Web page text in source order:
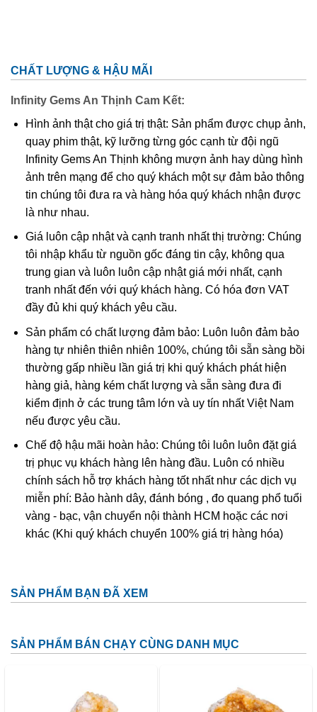
CHẤT LƯỢNG & HẬU MÃI
Infinity Gems An Thịnh Cam Kết:
Hình ảnh thật cho giá trị thật: Sản phẩm được chụp ảnh,
quay phim thật, kỹ lưỡng từng góc cạnh từ đội ngũ
Infinity Gems An Thịnh không mượn ảnh hay dùng hình
ảnh trên mạng để cho quý khách một sự đảm bảo thông
tin chúng tôi đưa ra và hàng hóa quý khách nhận được
là như nhau.
Giá luôn cập nhật và cạnh tranh nhất thị trường: Chúng
tôi nhập khẩu từ nguồn gốc đáng tin cậy, không qua
trung gian và luôn luôn cập nhật giá mới nhất, cạnh
tranh nhất đến với quý khách hàng. Có hóa đơn VAT
đầy đủ khi quý khách yêu cầu.
Sản phẩm có chất lượng đảm bảo: Luôn luôn đảm bảo
hàng tự nhiên thiên nhiên 100%, chúng tôi sẵn sàng bồi
thường gấp nhiều lần giá trị khi quý khách phát hiện
hàng giả, hàng kém chất lượng và sẵn sàng đưa đi
kiểm định ở các trung tâm lớn và uy tín nhất Việt Nam
nếu được yêu cầu.
Chế độ hậu mãi hoàn hảo: Chúng tôi luôn luôn đặt giá
trị phục vụ khách hàng lên hàng đầu. Luôn có nhiều
chính sách hỗ trợ khách hàng tốt nhất như các dịch vụ
miễn phí: Bảo hành dây, đánh bóng , đo quang phổ tuổi
vàng - bạc, vận chuyển nội thành HCM hoặc các nơi
khác (Khi quý khách chuyển 100% giá trị hàng hóa)
SẢN PHẨM BẠN ĐÃ XEM
SẢN PHẨM BÁN CHẠY CÙNG DANH MỤC